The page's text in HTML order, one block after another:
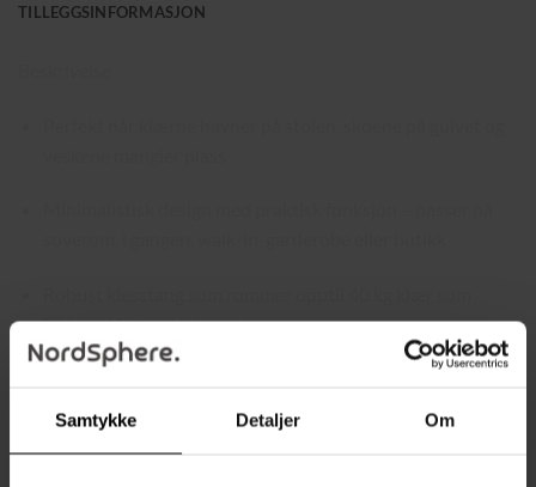
Samtykke Detaljer Om
TILLEGGSINFORMASJON
jakker, skjorter, kjoler og bukser
sko, vesker og oppbevaringsbokser